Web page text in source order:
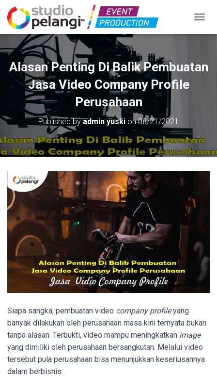
Alasan Penting Di Balik Pembuatan
Jasa Video Company Profile
Perusahaan
Published byadmin yuski on08/21/2021
Siapa sangka, pembuatan video company profileyang
banyak dilakukan oleh perusahaan masa kini ternyata bukan
tanpa alasan. Terbukti, video mampu meningkatkan image
yang dimiliki oleh perusahaan bersangkutan. Melalui video
tersebut pula perusahaan bisa menunjukkan keseriusannya
dalam berbisnis.